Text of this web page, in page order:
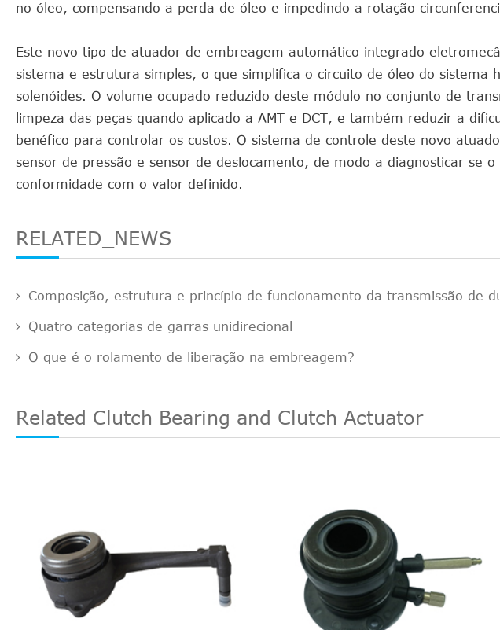
no óleo, compensando a perda de óleo e impedindo a rotação
Este novo tipo de atuador de embreagem automático integrado
sistema e estrutura simples, o que simplifica o circuito de óleo do sistema
solenóides. O volume ocupado reduzido deste módulo no conjunto de
limpeza das peças quando aplicado a AMT e DCT, e também reduzir a
benéfico para controlar os custos. O sistema de controle deste novo
sensor de pressão e sensor de deslocamento, de modo a diagnosticar se
conformidade com o valor definido.
RELATED_NEWS
Composição, estrutura e princípio de funcionamento da transmissão de
Quatro categorias de garras unidirecional
O que é o rolamento de liberação na embreagem?
Related Clutch Bearing and Clutch Actuator